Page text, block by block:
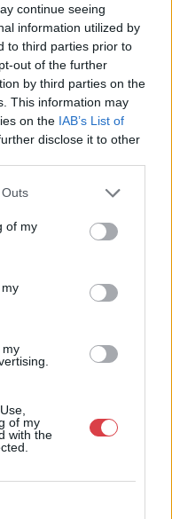
continue seeing
information utilized by
to third parties prior to
out of the further
by third parties on the
This information may
on the IAB’s List of
disclose it to other
of my
my
of my
with the
19 - 20. századi
és bútorok
időpontja: 2017-03-07
GRAFIKA
Lány